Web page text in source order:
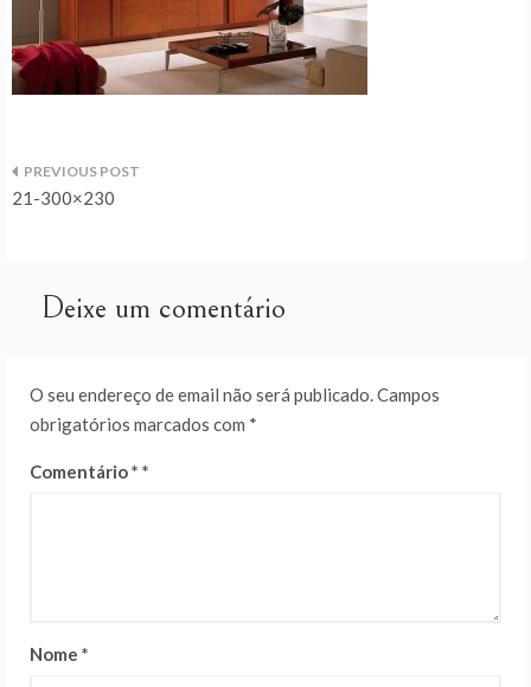
Navegação
artigos
21-300×230
Deixe um comentário
O seu endereço de email não será publicado.Campos
obrigatórios marcados com *
Comentário*
Nome *